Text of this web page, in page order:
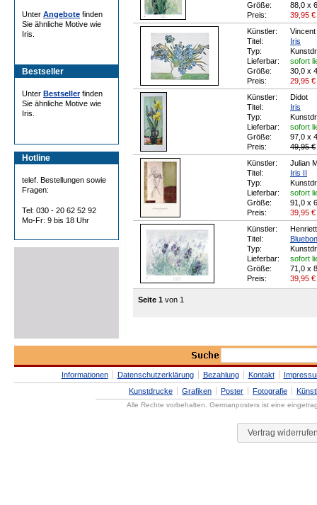
Unter Angebote finden
Sie ähnliche Motive wie
Iris.
Bestseller
Unter Bestsellerfinden
Sie ähnliche Motive wie
Iris.
Hotline
telef. Bestellungen sowie
Fragen:
Tel: 030 - 20 62 52 92
Mo-Fr: 9 bis 18 Uhr
Größe:
88,0 x
Preis:
39,95 €
Künstler:
Titel:
Iris
Typ:
Lieferbar:
sofort
Größe:
30,0 x
Preis:
29,95 €
Künstler:
Didot
Titel:
Iris
Typ:
Lieferbar:
sofort
Größe:
97,0 x
Preis:
49,95 €
Künstler:
Julian
Titel:
Iris II
Typ:
Lieferbar:
sofort
Größe:
91,0 x
Preis:
39,95 €
Künstler:
Titel:
Typ:
Lieferbar:
sofort
Größe:
71,0 x
Preis:
39,95 €
Seite 1 von 1
Informationen Datenschutzerklärung Bezahlung Kontakt
Kunstdrucke
Grafiken Poster Fotografie
Alle Rechte vorbehalten. Germanposters ist eine
Vertrag